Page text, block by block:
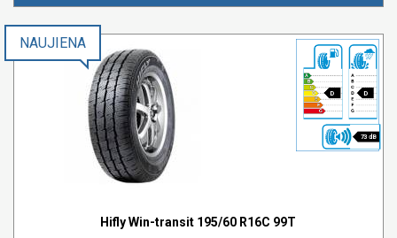
D D
73 dB
NAUJIENA
Hifly Win-transit 195/60 R16C 99T